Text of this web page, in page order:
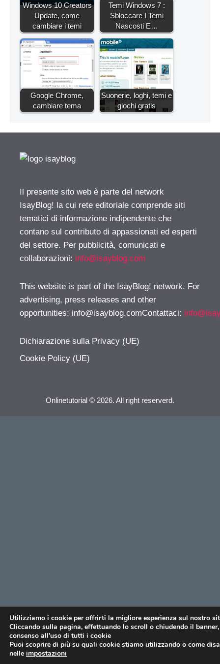
Windows 10 Creators
Update, come
cambiare i temi
Temi Windows 7 :
Sbloccare I Temi
Nascosti E…
Google Chrome,
cambiare tema
Suonerie, loghi, temi e
giochi gratis
Il presente sito web è parte del network
IsayBlog! la cui rete editoriale comprende siti
tematici di informazione indipendente che
contano sul contributo di appassionati ed esperti
del settore. Per pubblicità, comunicati e
collaborazioni: info@isayblog.com
This website is part of the IsayBlog! network. For
advertising, press releases and other
opportunities: info@isayblog.comContattaci:
Dichiarazione sulla Privacy (UE)
Cookie Policy (UE)
Onlinetutorial © 2026. All right reserverd.
Utilizziamo i cookie per offrirti la migliore esperienza sul nostro
Cliccando sulla pagina, effettuando lo scroll o chiudendo il
consenso all’uso di tutti i cookie
Puoi scoprire di più su quali cookie stiamo utilizzando o come
nelle impostazioni